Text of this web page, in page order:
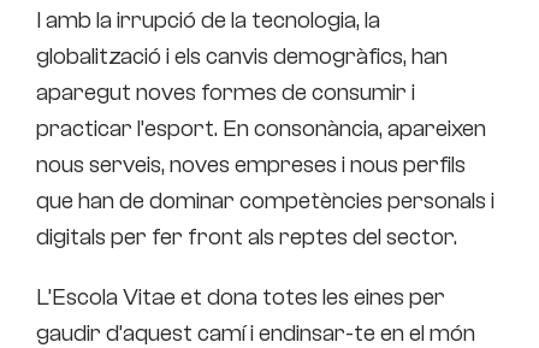
I amb la irrupció de la tecnologia, la
globalització i els canvis demogràfics, han
aparegut noves formes de consumir i
practicar l’esport. En consonància, apareixen
nous serveis, noves empreses i nous perfils
que han de dominar competències personals i
digitals per fer front als reptes del sector.
L’Escola Vitae et dona totes les eines per
gaudir d’aquest camí i endinsar-te en el món